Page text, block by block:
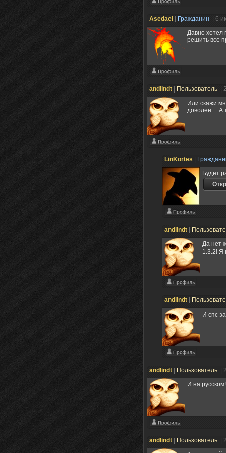
Asedael Гражданин
| 6
Давно хотел
решить все
andlindt Пользователь
|
Или скажи
доволен.... А
LinKortes
Будет
andlindt
Да нет
1.3.2! Я
andlindt
И спс
andlindt Пользователь
|
И на
andlindt Пользователь
|